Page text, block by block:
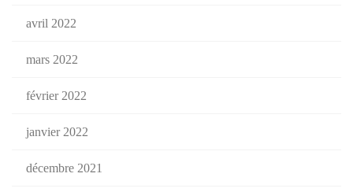
avril 2022
mars 2022
février 2022
janvier 2022
décembre 2021